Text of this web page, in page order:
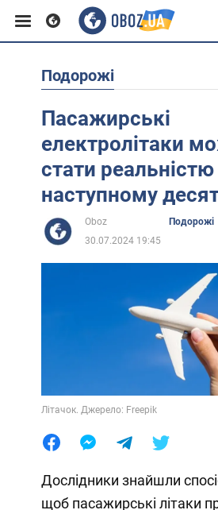
Європа
Африка
Подорожі
Пасажирські
електролітаки
стати
наступному
Oboz
Подорожі
30.07.2024 19:45
Літачок. Джерело: Freepik
Дослідники знайшли
щоб пасажирські літаки